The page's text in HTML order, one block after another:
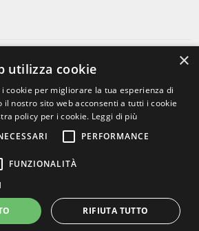
dellaPrivacy Policy
×
utilizza cookie
cookie per migliorare la tua esperienza di
il nostro sito web acconsenti a tutti i cookie
policy per i cookie. Leggi di più
PERFORMANCE
FUNZIONALITÀ
RIFIUTA TUTTO